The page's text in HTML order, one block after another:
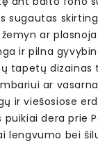
sugautas
ar
ir pilna
tapetų
ar
ir viešosiose
puikiai dera prie
lengvumo bei